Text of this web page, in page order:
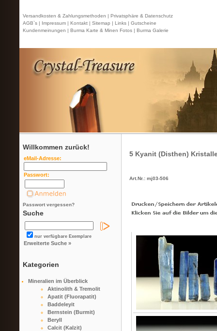
Versandkosten & Zahlungsmethoden | Privatsphäre & Datenschutz
AGB`s | Impressum | Kontakt | Sitemap | Links | Gutscheine
Kundenmeinungen | Burma Karte & Minen Fotos | Burma Galerie
Willkommen zurück!
eMail-Adresse:
Passwort:
Passwort vergessen?
Suche
nur verfügbare Exemplare
Erweiterte Suche »
Kategorien
Mineralien im Überblick
Aktinolith & Tremolit
Apatit (Fluorapatit)
Baddeleyit
Bernstein (Burmit)
Beryll
Calcit (Kalzit)
5 Kyanit (Disthen)
Art.Nr.: mj03-506